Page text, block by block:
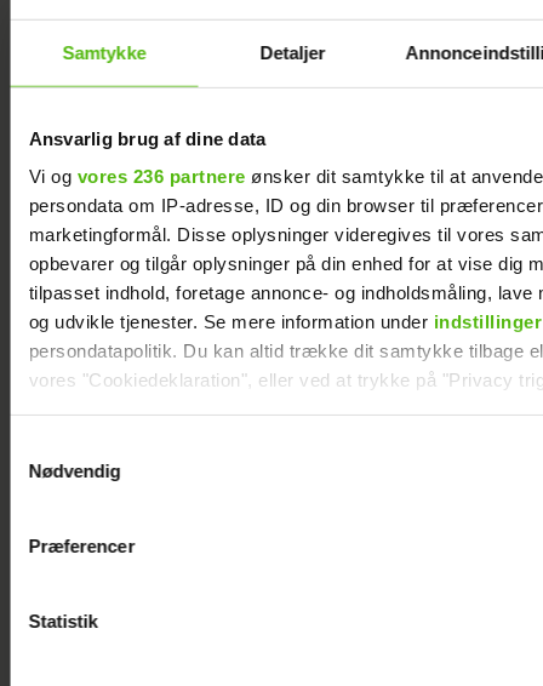
Samtykke Detaljer
Ansvarlig brug af dine data
Vi og vores 236 partnere ønsker dit samtykke til at
persondata om IP-adresse, ID og din browser til
marketingformål. Disse oplysninger videregives til vores
opbevarer og tilgår oplysninger på din enhed for at vise dig
tilpasset indhold, foretage annonce- og indholdsmåling, lave
og udvikle tjenester. Se mere information under indstillinger
persondatapolitik. Du kan altid trække dit samtykke tilbage
vores "Cookiedeklaration", eller ved at trykke på "Privacy
Vi anvender egne cookies og cookies fra tredjeparter til at
generere statistik og huske dine præferencer samt til brug
Nødvendig
Præferencer
Statistik
Alexanndra
Christensen
afslører
familieforøgelse
Sarah Grünewald
om nyt TV 2-
program: Vi
mangler respekten